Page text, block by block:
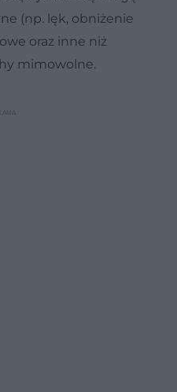
(np. lęk, obniżenie
oraz inne niż
mimowolne.